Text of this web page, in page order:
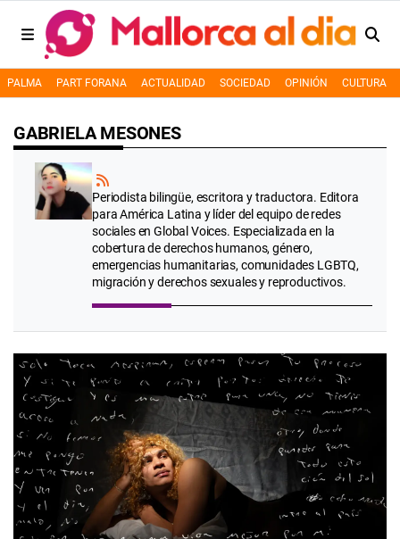
PALMA PART FORANA ACTUALIDAD SOCIEDAD OPINIÓN CULTURA
GABRIELA MESONES
Periodista bilingüe, escritora y traductora. Editora
para América Latina y líder del equipo de redes
sociales en Global Voices. Especializada en la
cobertura de derechos humanos, género,
emergencias humanitarias, comunidades LGBTQ,
migración y derechos sexuales y reproductivos.